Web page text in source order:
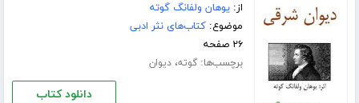
از:یوهان ولفانگ گوته
موضوع:کتاب‌های نثر ادبی
۲۶ صفحه
برچسب‌ها:گوته،دیوان
دانلود کتاب